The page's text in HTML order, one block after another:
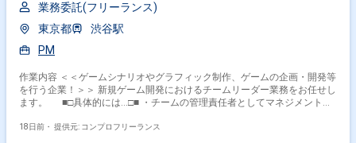
業務委託(フリーランス)
東京都
渋谷駅
PM
作業内容 ＜＜ゲームシナリオやグラフィック制作、ゲームの企画・開発等
を行う企業！＞＞ 新規ゲーム開発におけるチームリーダー業務をお任せし
ます。 ■□具体的には…□■ ・チームの管理責任者としてマネジメント／
です！＞ ・0からゲーム作りに携わりたい方 ・裁量をもってゲーム開発を
18日前・ 提供元: コンプロフリーランス